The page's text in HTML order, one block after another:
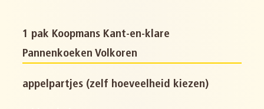
1 pak Koopmans Kant-en-klare
Pannenkoeken Volkoren
appelpartjes (zelf hoeveelheid kiezen)